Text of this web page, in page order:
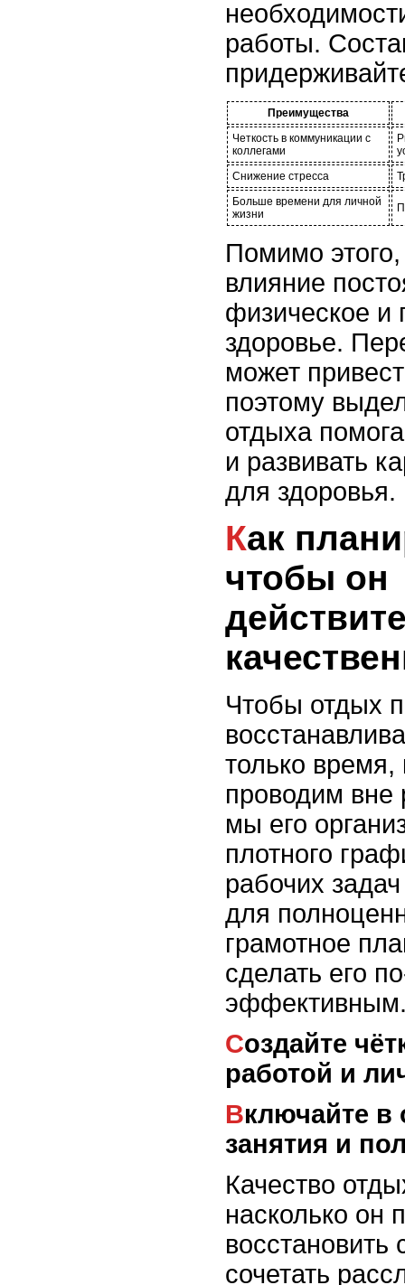
работы.
Преимущества
Четкость в коммуникации с
коллегами
Снижение стресса
Больше времени для личной
жизни
Помимо
влияние
физическое и
здоровье.
может
поэтому
отдыха
и развивать
для здоровья.
Как планировать отдых,
чтобы он
Чтобы отдых
только
проводим вне
мы его
плотного
рабочих
для
грамотное
сделать его
Создайте чёткие границы между
работой и
Включайте в отдых активные
занятия и
Качество
насколько он
сочетать